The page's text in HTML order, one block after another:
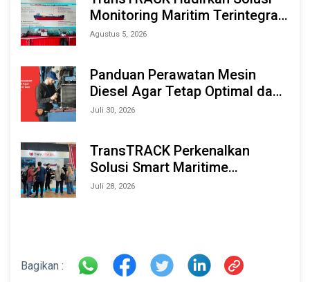
Monitoring Maritim Terintegrasi
Berbasis AI & IoT di Indonesia
Agustus 5, 2026
Panduan Perawatan Mesin
Diesel Agar Tetap Optimal dan
Tahan Lama
Juli 30, 2026
TransTRACK Perkenalkan
Solusi Smart Maritime
Monitoring Berbasis AI dan IoT
Juli 28, 2026
Bagikan :